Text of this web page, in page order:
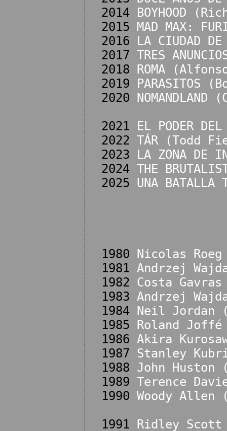
2014
BOYHOOD
2015
MAD MAX:
2016
LA CIUDAD
2017 TRES
2018
ROMA
2019
PARASITOS
2020
2021
EL PODER
2022 TÁR (Todd
2023
LA ZONA DE
2024 THE
2025 UNA
1980
Nicolas
1981 Andrzej
1982 Costa
1983 Andrzej
1984
Neil Jordan
1985
Roland
1986 Akira
1987 Stanley
1988 John Huston
1989 Terence
1990 Woody
1991
Ridley Scott